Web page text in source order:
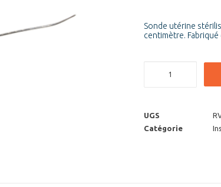
Sonde utérine
centimètre.
uterussonde
UGS
Catégorie